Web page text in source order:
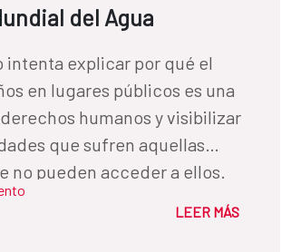
resto de socios
daños producidos por el
infraestructuras de agua y
con el objetivo de planificar
permitan una recuperación
poblaciones afectadas. Haití
más donaciones recibe del
del Agua
intenta explicar por qué el
en lugares públicos es una
humanos y visibilizar
que sufren aquellas
no pueden acceder a ellos.
LEER MÁS